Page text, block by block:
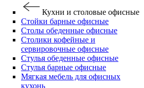
Кухни и столовые офисные
Стойки барные офисные
Столы обеденные офисные
Столики кофейные и
сервировочные офисные
Стулья обеденные офисные
Стулья барные офисные
Мягкая мебель для офисных
кухонь